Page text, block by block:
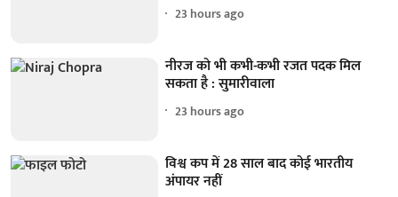
23 hours ago
नीरज को भी कभी-कभी रजत पदक मिल
सकता है : सुमारीवाला
23 hours ago
विश्व कप में 28 साल बाद कोई भारतीय
अंपायर नहीं